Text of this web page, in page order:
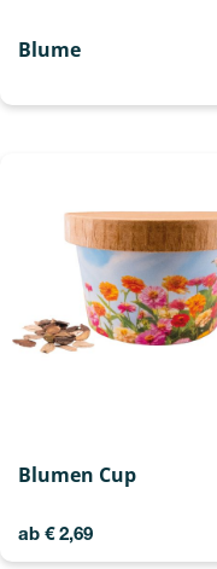
Blume
Blumen Cup
ab €2,69